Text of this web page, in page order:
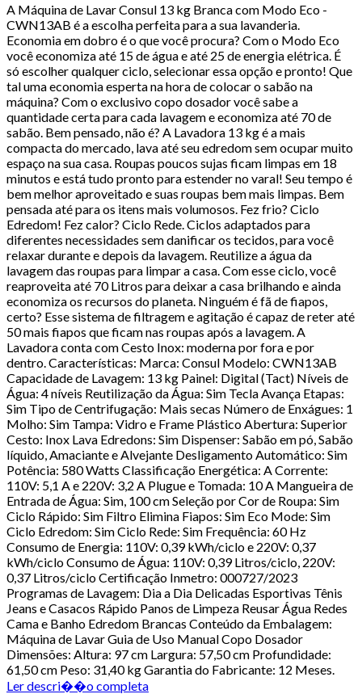
A Máquina de Lavar Consul 13 kg Branca com Modo Eco -
CWN13AB é a escolha perfeita para a sua lavanderia.
Economia em dobro é o que você procura? Com o Modo Eco
você economiza até 15 de água e até 25 de energia elétrica. É
só escolher qualquer ciclo, selecionar essa opção e pronto! Que
tal uma economia esperta na hora de colocar o sabão na
máquina? Com o exclusivo copo dosador você sabe a
quantidade certa para cada lavagem e economiza até 70 de
sabão. Bem pensado, não é? A Lavadora 13 kg é a mais
compacta do mercado, lava até seu edredom sem ocupar muito
espaço na sua casa. Roupas poucos sujas ficam limpas em 18
minutos e está tudo pronto para estender no varal! Seu tempo é
bem melhor aproveitado e suas roupas bem mais limpas. Bem
pensada até para os itens mais volumosos. Fez frio? Ciclo
Edredom! Fez calor? Ciclo Rede. Ciclos adaptados para
diferentes necessidades sem danificar os tecidos, para você
relaxar durante e depois da lavagem. Reutilize a água da
lavagem das roupas para limpar a casa. Com esse ciclo, você
reaproveita até 70 Litros para deixar a casa brilhando e ainda
economiza os recursos do planeta. Ninguém é fã de fiapos,
certo? Esse sistema de filtragem e agitação é capaz de reter até
50 mais fiapos que ficam nas roupas após a lavagem. A
Lavadora conta com Cesto Inox: moderna por fora e por
dentro. Características: Marca: Consul Modelo: CWN13AB
Capacidade de Lavagem: 13 kg Painel: Digital (Tact) Níveis de
Água: 4 níveis Reutilização da Água: Sim Tecla Avança Etapas:
Sim Tipo de Centrifugação: Mais secas Número de Enxágues: 1
Molho: Sim Tampa: Vidro e Frame Plástico Abertura: Superior
Cesto: Inox Lava Edredons: Sim Dispenser: Sabão em pó, Sabão
líquido, Amaciante e Alvejante Desligamento Automático: Sim
Potência: 580 Watts Classificação Energética: A Corrente:
110V: 5,1 A e 220V: 3,2 A Plugue e Tomada: 10 A Mangueira de
Entrada de Água: Sim, 100 cm Seleção por Cor de Roupa: Sim
Ciclo Rápido: Sim Filtro Elimina Fiapos: Sim Eco Mode: Sim
Ciclo Edredom: Sim Ciclo Rede: Sim Frequência: 60 Hz
Consumo de Energia: 110V: 0,39 kWh/ciclo e 220V: 0,37
kWh/ciclo Consumo de Água: 110V: 0,39 Litros/ciclo, 220V:
0,37 Litros/ciclo Certificação Inmetro: 000727/2023
Programas de Lavagem: Dia a Dia Delicadas Esportivas Tênis
Jeans e Casacos Rápido Panos de Limpeza Reusar Água Redes
Cama e Banho Edredom Brancas Conteúdo da Embalagem:
Máquina de Lavar Guia de Uso Manual Copo Dosador
Dimensões: Altura: 97 cm Largura: 57,50 cm Profundidade:
61,50 cm Peso: 31,40 kg Garantia do Fabricante: 12 Meses.
Ler descri��o completa